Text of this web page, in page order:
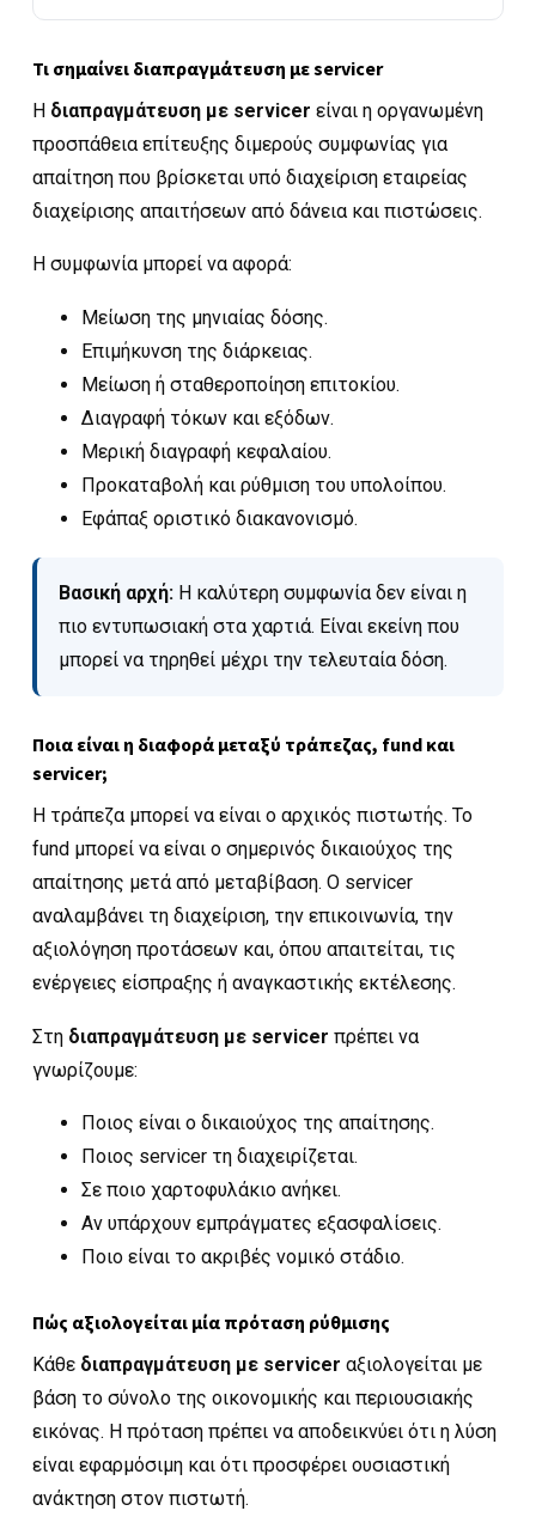
Τι σημαίνει διαπραγμάτευση με servicer
Η διαπραγμάτευση με servicer είναι η οργανωμένη
προσπάθεια επίτευξης διμερούς συμφωνίας για
απαίτηση που βρίσκεται υπό διαχείριση εταιρείας
διαχείρισης απαιτήσεων από δάνεια και πιστώσεις.
Η συμφωνία μπορεί να αφορά:
Μείωση της μηνιαίας δόσης.
Επιμήκυνση της διάρκειας.
Μείωση ή σταθεροποίηση επιτοκίου.
Διαγραφή τόκων και εξόδων.
Μερική διαγραφή κεφαλαίου.
Προκαταβολή και ρύθμιση του υπολοίπου.
Εφάπαξ οριστικό διακανονισμό.
Βασική αρχή: Η καλύτερη συμφωνία δεν είναι η
πιο εντυπωσιακή στα χαρτιά. Είναι εκείνη που
μπορεί να τηρηθεί μέχρι την τελευταία δόση.
Ποια είναι η διαφορά μεταξύ τράπεζας, fund και
servicer;
Η τράπεζα μπορεί να είναι ο αρχικός πιστωτής. Το
fund μπορεί να είναι ο σημερινός δικαιούχος της
απαίτησης μετά από μεταβίβαση. Ο servicer
αναλαμβάνει τη διαχείριση, την επικοινωνία, την
αξιολόγηση προτάσεων και, όπου απαιτείται, τις
ενέργειες είσπραξης ή αναγκαστικής εκτέλεσης.
Στη διαπραγμάτευση με servicer πρέπει να
γνωρίζουμε:
Ποιος είναι ο δικαιούχος της απαίτησης.
Ποιος servicer τη διαχειρίζεται.
Σε ποιο χαρτοφυλάκιο ανήκει.
Αν υπάρχουν εμπράγματες εξασφαλίσεις.
Ποιο είναι το ακριβές νομικό στάδιο.
Πώς αξιολογείται μία πρόταση ρύθμισης
Κάθε διαπραγμάτευση με servicer αξιολογείται με
βάση το σύνολο της οικονομικής και περιουσιακής
εικόνας. Η πρόταση πρέπει να αποδεικνύει ότι η λύση
είναι εφαρμόσιμη και ότι προσφέρει ουσιαστική
ανάκτηση στον πιστωτή.